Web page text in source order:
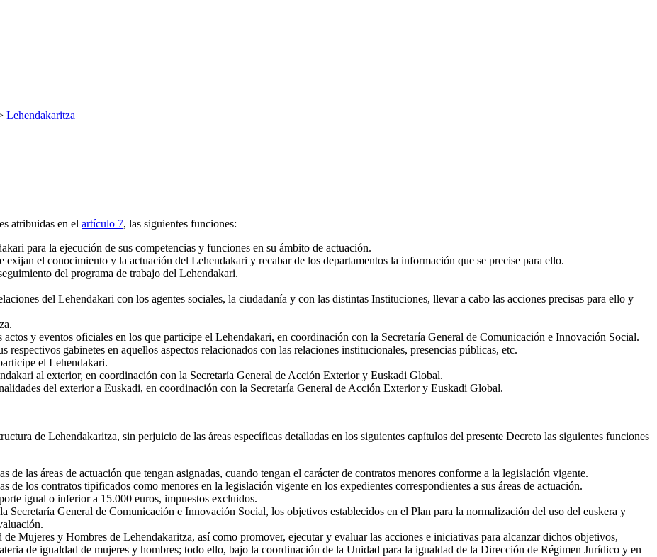
Lehendakaritza
atribuidas en el artículo 7, las siguientes funciones:
para la ejecución de sus competencias y funciones en su ámbito de actuación.
el conocimiento y la actuación del Lehendakari y recabar de los departamentos la información que se precise para ello.
del programa de trabajo del Lehendakari.
del Lehendakari con los agentes sociales, la ciudadanía y con las distintas Instituciones, llevar a cabo las acciones precisas para ello y
y eventos oficiales en los que participe el Lehendakari, en coordinación con la Secretaría General de Comunicación e Innovación Social.
respectivos gabinetes en aquellos aspectos relacionados con las relaciones institucionales, presencias públicas, etc.
el Lehendakari.
al exterior, en coordinación con la Secretaría General de Acción Exterior y Euskadi Global.
del exterior a Euskadi, en coordinación con la Secretaría General de Acción Exterior y Euskadi Global.
de Lehendakaritza, sin perjuicio de las áreas específicas detalladas en los siguientes capítulos del presente Decreto las siguientes funciones
de las áreas de actuación que tengan asignadas, cuando tengan el carácter de contratos menores conforme a la legislación vigente.
de los contratos tipificados como menores en la legislación vigente en los expedientes correspondientes a sus áreas de actuación.
igual o inferior a 15.000 euros, impuestos excluidos.
Secretaría General de Comunicación e Innovación Social, los objetivos establecidos en el Plan para la normalización del uso del euskera y
Mujeres y Hombres de Lehendakaritza, así como promover, ejecutar y evaluar las acciones e iniciativas para alcanzar dichos objetivos,
de igualdad de mujeres y hombres; todo ello, bajo la coordinación de la Unidad para la igualdad de la Dirección de Régimen Jurídico y en